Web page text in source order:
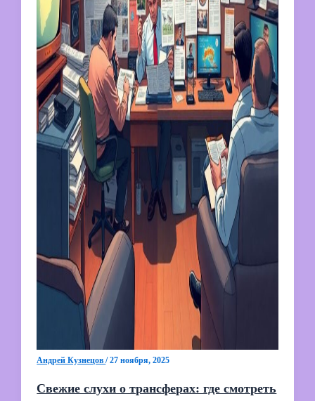
Андрей Кузнецов/27 ноября, 2025
Свежие слухи о трансферах: где смотреть